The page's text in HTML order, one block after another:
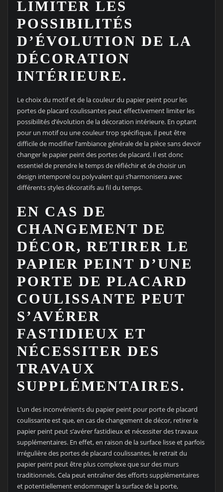
LIMITER LES
POSSIBILITÉS
D’ÉVOLUTION DE LA
DÉCORATION
INTÉRIEURE.
Le choix du motif et de la couleur du papier peint pour les
portes de placard coulissantes peut effectivement limiter les
possibilités d’évolution de la décoration intérieure. En optant
pour un motif ou une couleur trop spécifique, il peut être
difficile de modifier l’ambiance générale de la pièce sans devoir
changer le papier peint des portes de placard. Il est donc
essentiel de prendre le temps de réfléchir et de choisir un
design intemporel ou polyvalent qui s’harmonisera avec
différents styles décoratifs au fil du temps.
EN CAS DE
CHANGEMENT DE
DÉCOR, RETIRER LE
PAPIER PEINT D’UNE
PORTE DE PLACARD
COULISSANTE PEUT
S’AVÉRER
FASTIDIEUX ET
NÉCESSITER DES
TRAVAUX
SUPPLÉMENTAIRES.
L’un des inconvénients du papier peint pour porte de placard
coulissante est que, en cas de changement de décor, retirer le
papier peint peut s’avérer fastidieux et nécessiter des travaux
supplémentaires. En effet, en raison de la surface lisse et parfois
irrégulière des portes de placard coulissantes, le retrait du
papier peint peut être plus complexe que sur des murs
traditionnels. Cela peut entraîner des efforts supplémentaires
et potentiellement endommager la surface de la porte,